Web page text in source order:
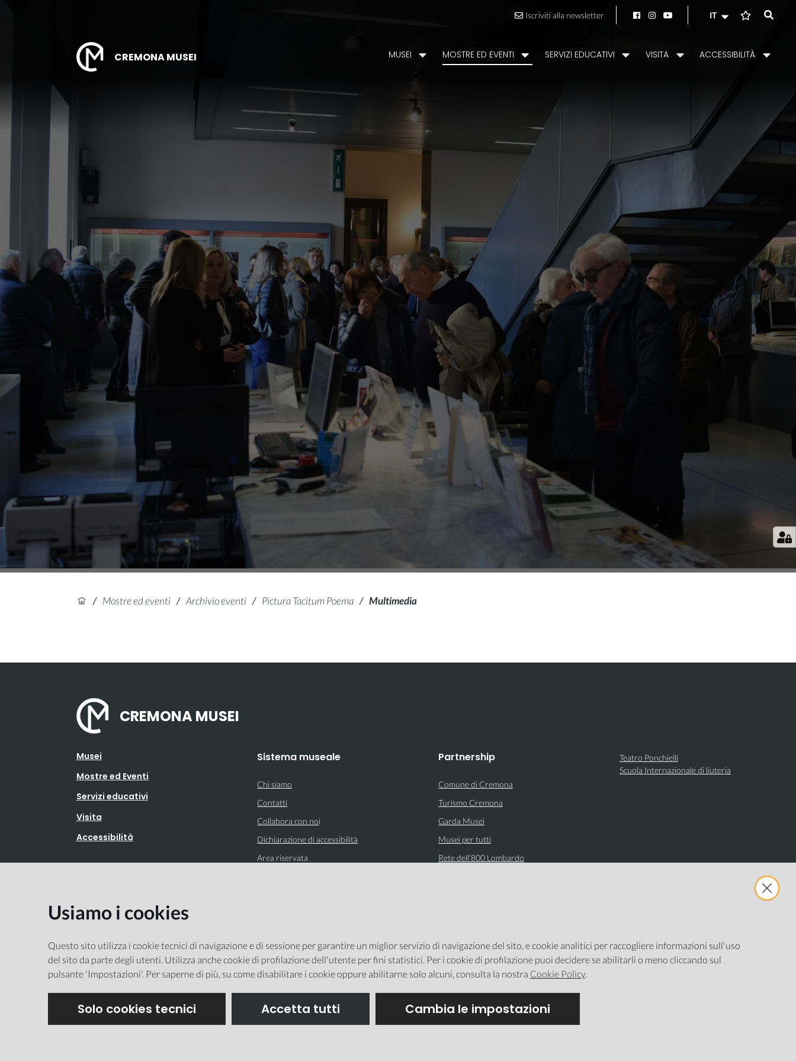
Iscriviti alla newsletter IT
CREMONA MUSEI MUSEI MOSTRE ED EVENTI SERVIZI EDUCATIVI VISITA ACCESSIBILITÀ
/ Mostre ed eventi / Archivio eventi / Pictura Tacitum Poema / Multimedia
CREMONA MUSEI
Musei
Mostre ed Eventi
Servizi educativi
Visita
Accessibilità
Sistema museale
Chi siamo
Contatti
Collabora con noi
Dichiarazione di accessibilità
Area riservata
Partnership
Comune di Cremona
Turismo Cremona
Garda Musei
Musei per tutti
Rete dell'800 Lombardo
Teatro Ponchielli
Scuola Internazionale di liuteria
Integrato con
Usiamo i cookies
Questo sito utilizza i cookie tecnici di navigazione e di sessione per garantire un miglior servizio di navigazione del sito, e cookie analitici per raccogliere informazioni sull'uso
del sito da parte degli utenti. Utilizza anche cookie di profilazione dell'utente per fini statistici. Per i cookie di profilazione puoi decidere se abilitarli o meno cliccando sul
pulsante 'Impostazioni'. Per saperne di più, su come disabilitare i cookie oppure abilitarne solo alcuni, consulta la nostra Cookie Policy.
Solo cookies tecnici Accetta tutti Cambia le impostazioni